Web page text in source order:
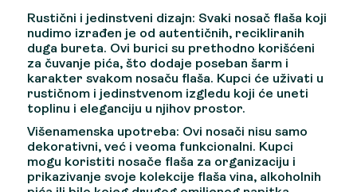
Rustični i jedinstveni dizajn: Svaki nosač flaša koji
nudimo izrađen je od autentičnih, recikliranih
duga bureta. Ovi burici su prethodno korišćeni
za čuvanje pića, što dodaje poseban šarm i
karakter svakom nosaču flaša. Kupci će uživati u
rustičnom i jedinstvenom izgledu koji će uneti
toplinu i eleganciju u njihov prostor.
Višenamenska upotreba: Ovi nosači nisu samo
dekorativni, već i veoma funkcionalni. Kupci
mogu koristiti nosače flaša za organizaciju i
prikazivanje svoje kolekcije flaša vina, alkoholnih